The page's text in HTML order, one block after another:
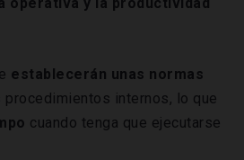
operativa y la productividad
establecerán unas normas
internos, lo que
cuando tenga que ejecutarse